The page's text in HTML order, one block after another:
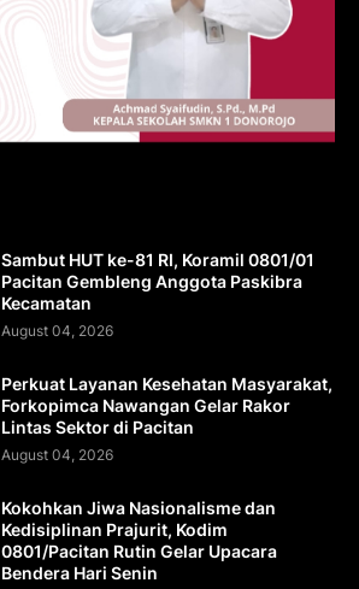
Sambut HUT ke-81 RI, Koramil 0801/01
Pacitan Gembleng Anggota Paskibra
Kecamatan
August 04, 2026
Perkuat Layanan Kesehatan Masyarakat,
Forkopimca Nawangan Gelar Rakor
Lintas Sektor di Pacitan
August 04, 2026
Kokohkan Jiwa Nasionalisme dan
Kedisiplinan Prajurit, Kodim
0801/Pacitan Rutin Gelar Upacara
Bendera Hari Senin